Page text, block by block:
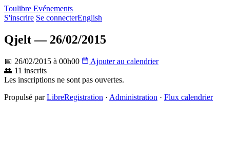
Toulibre Evénements
S'inscrire Se connecterEnglish
Qjelt — 26/02/2015
📅 26/02/2015 à 00h00
Ajouter au calendrier
👥 11 inscrits
Les inscriptions ne sont pas ouvertes.
Propulsé parLibreRegistration · Administration · Flux calendrier